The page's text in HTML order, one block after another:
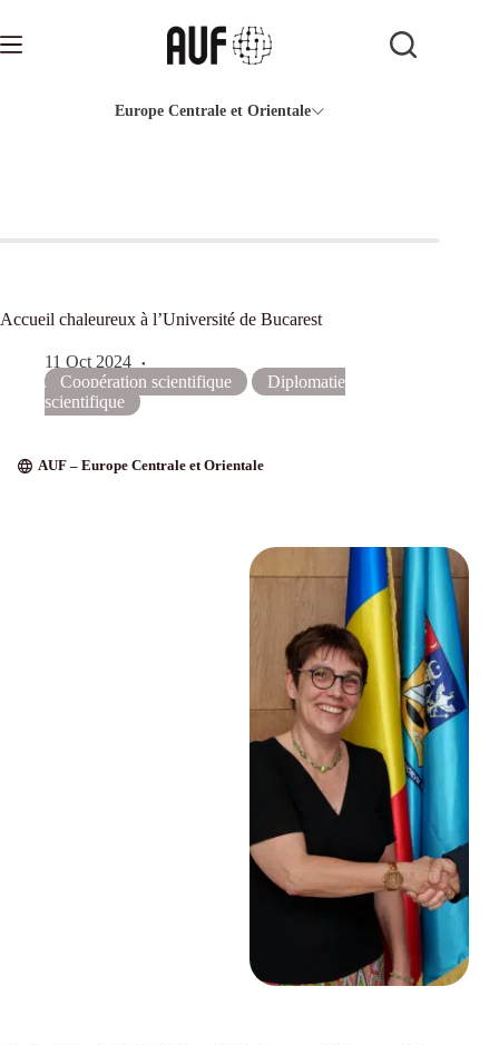
contenu
Europe Centrale et Orientale
Accueil chaleureux à l’Université de Bucarest
11 Oct 2024
Coopération scientifique
Diplomatie
scientifique
AUF – Europe Centrale et Orientale